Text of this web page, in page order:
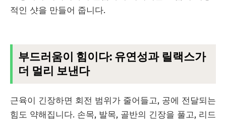
적인 샷을 만들어 줍니다.
부드러움이 힘이다: 유연성과 릴랙스가
더 멀리 보낸다
근육이 긴장하면 회전 범위가 줄어들고, 공에 전달되는
힘도 약해집니다. 손목, 발목, 골반의 긴장을 풀고, 리드